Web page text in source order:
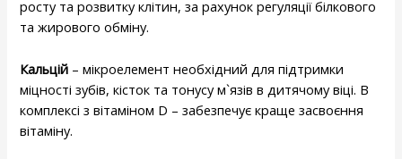
росту та розвитку клітин, за рахунок регуляції білкового
та жирового обміну.
Кальцій – мікроелемент необхідний для підтримки
міцності зубів, кісток та тонусу м`язів в дитячому віці. В
комплексі з вітаміном D – забезпечує краще засвоєння
вітаміну.